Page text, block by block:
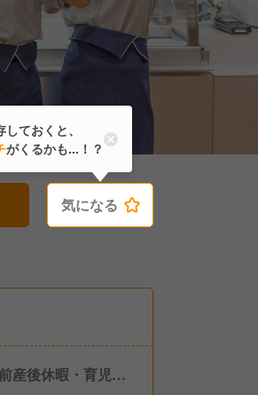
気になる
気になる
ておくと、
がくるかも...！？